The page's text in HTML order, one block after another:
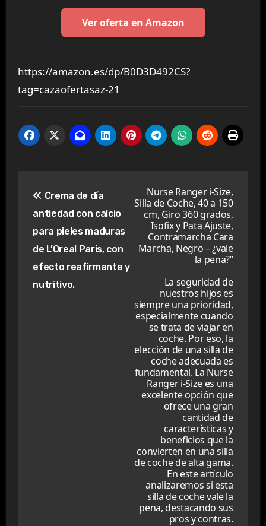
Ver oferta en Amazon
https://amazon.es/dp/B0D3D492CS?
tag=cazaofertasaz-21
de
entradas
Crema de día
antiedad con calcio
para pieles maduras
de L’Oreal Paris, con
efecto reafirmante y
nutritivo.
Nurse Ranger i-Size,
Silla de Coche, 40 a 150
cm, Giro 360 grados,
Isofix y Pata Ajuste,
Contramarcha Cara
Marcha, Negro – ¿vale
la pena?”
La seguridad de
nuestros hijos es
siempre una prioridad,
especialmente cuando
se trata de viajar en
coche. Por eso, la
elección de una silla de
coche adecuada es
fundamental. La Nurse
Ranger i-Size es una
excelente opción que
ofrece una gran
cantidad de
características y
beneficios que la
convierten en una silla
de coche de alta gama.
En este artículo
analizaremos si esta
silla de coche vale la
pena, destacando sus
pros y contras.